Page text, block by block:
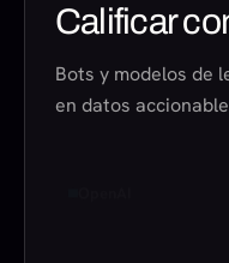
Calificar
Bots y modelos de
en datos